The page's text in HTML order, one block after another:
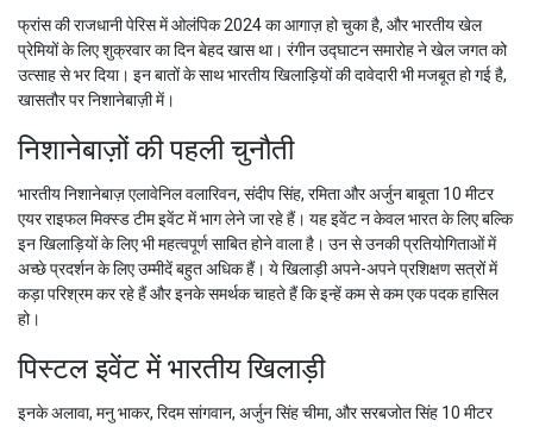
फ्रांस की राजधानी पेरिस में ओलंपिक 2024 का आगाज़ हो चुका है, और भारतीय खेल
प्रेमियों के लिए शुक्रवार का दिन बेहद खास था। रंगीन उद्घाटन समारोह ने खेल जगत को
उत्साह से भर दिया। इन बातों के साथ भारतीय खिलाड़ियों की दावेदारी भी मजबूत हो गई है,
खासतौर पर निशानेबाज़ी में।
निशानेबाज़ों की पहली चुनौती
भारतीय निशानेबाज़ एलावेनिल वलारिवन, संदीप सिंह, रमिता और अर्जुन बाबूता 10 मीटर
एयर राइफल मिक्स्ड टीम इवेंट में भाग लेने जा रहे हैं। यह इवेंट न केवल भारत के लिए बल्कि
इन खिलाड़ियों के लिए भी महत्वपूर्ण साबित होने वाला है। उन से उनकी प्रतियोगिताओं में
अच्छे प्रदर्शन के लिए उम्मीदें बहुत अधिक हैं। ये खिलाड़ी अपने-अपने प्रशिक्षण सत्रों में
कड़ा परिश्रम कर रहे हैं और इनके समर्थक चाहते हैं कि इन्हें कम से कम एक पदक हासिल
हो।
पिस्टल इवेंट में भारतीय खिलाड़ी
इनके अलावा, मनु भाकर, रिदम सांगवान, अर्जुन सिंह चीमा, और सरबजोत सिंह 10 मीटर